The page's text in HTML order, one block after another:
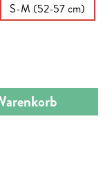
S-M (52-57 cm)
Wert ein